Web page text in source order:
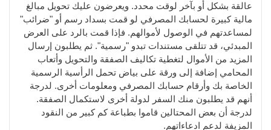
عالقة بشكل أو بآخر لوقت محدد. ويعرضون عليك تحويل مبالغ
مالية كبيرة لحسابك المصرفي لو قمت بسداد رسم أو "ضرائب"
لمساعدتهم في الوصول لأموالهم. فإذا قمت بالرد على العرض
المبدئي، قد تتلقى مستندات تبدو "رسمية". ثم يطلبون إرسال
المزيد من الأموال لتغطية تكاليف الصفقة والتحويل وأتعاب
المحامي إضافة إلى ورقة على بياض تحمل الرأسية الرسمية
الخاصة بك وأرقام حسابك المصرفي ومعلومات أخرى. لدرجة
أنهم قد يطلبون منك السفر لدولة أخرى لاستكمال الصفقة.
لدرجة أن بعض المحتالين قاموا بطباعة كم كبير من النقود
المزيفة لدعم ادعاءاتهم.